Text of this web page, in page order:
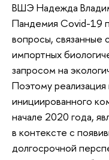
ВШЭ Надежда
Пандемия Covid-19
вопросы, связанные
импортных
запросом на
Поэтому
инициированного
начале 2020 года,
в контексте с
долгосрочной